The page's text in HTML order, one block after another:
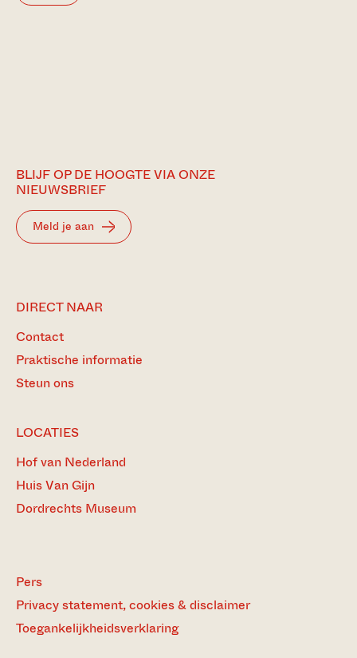
BLIJF OP DE HOOGTE VIA ONZE
NIEUWSBRIEF
Meld je aan
DIRECT NAAR
Contact
Praktische informatie
Steun ons
LOCATIES
Hof van Nederland
Huis Van Gijn
Dordrechts Museum
Pers
Privacy statement, cookies & disclaimer
Toegankelijkheidsverklaring